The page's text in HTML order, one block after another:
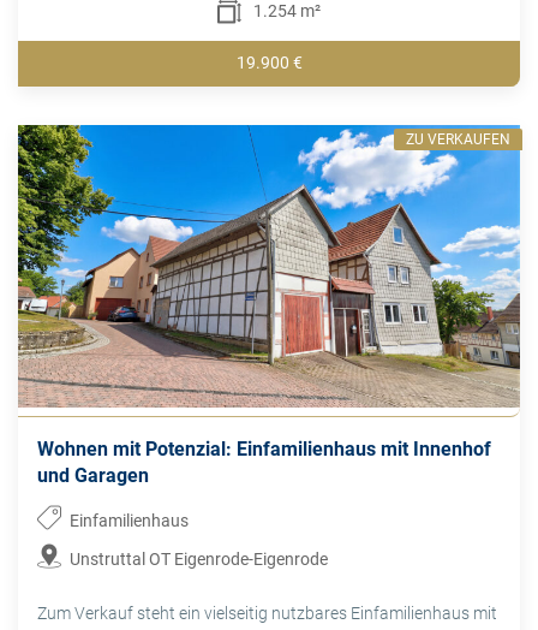
1.254 m²
19.900 €
Wohnen mit Potenzial: Einfamilienhaus mit Innenhof
und Garagen
Einfamilienhaus
Unstruttal OT Eigenrode-Eigenrode
Zum Verkauf steht ein vielseitig nutzbares Einfamilienhaus mit
ZU VERKAUFEN